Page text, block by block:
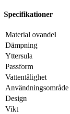
Specifikationer
Material ovandel
Dämpning
Yttersula
Passform
Vattentålighet
Användningsområde
Design
Vikt